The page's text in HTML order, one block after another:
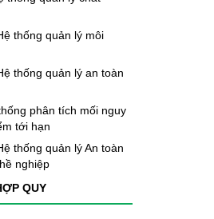
thống quản lý môi
thống quản lý an toàn
phân tích mối nguy
tới hạn
thống quản lý An toàn
nghiệp
QUY